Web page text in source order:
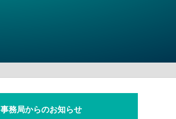
事務局からのお知らせ